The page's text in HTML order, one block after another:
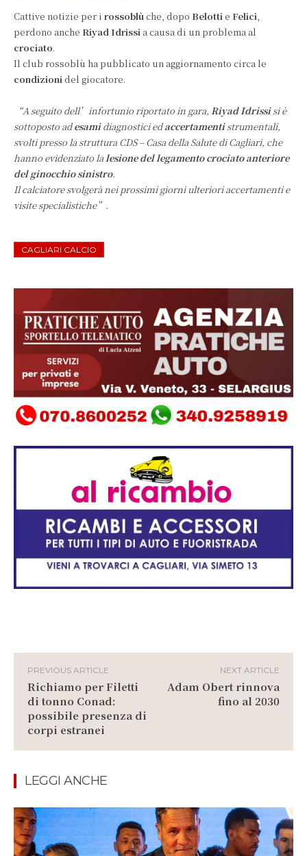
Cattive notizie per i rossoblùche, dopo Belottie Felici,
perdono anche Riyad Idrissi a causa di un problema al
crociato.
Il club rossoblù ha pubblicato un aggiornamento circa le
condizionidel giocatore.
“A seguito dell’infortunio riportato in gara, Riyad Idrissisi è
sottoposto adesamidiagnostici edaccertamentistrumentali,
svolti presso la struttura CDS – Casa della Salute di Cagliari, che
hanno evidenziato lalesione del legamento crociato anteriore
del ginocchio sinistro.
Il calciatore svolgerà nei prossimi giorni ulteriori accertamenti e
visite specialistiche”.
CAGLIARI CALCIO
PREVIOUS ARTICLE
Richiamo per Filetti
di tonno Conad:
possibile presenza di
corpi estranei
NEXT ARTICLE
Adam Obert rinnova
fino al 2030
LEGGI ANCHE